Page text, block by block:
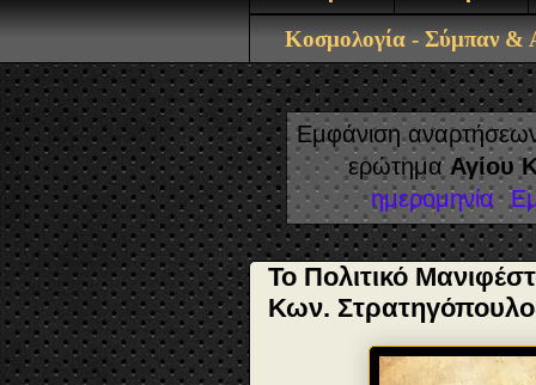
Κοσμολογία - Σύμπαν &
Εμφάνιση
ερώτημαΑγίου
ημερομηνία
Το Πολιτικό
Κων.